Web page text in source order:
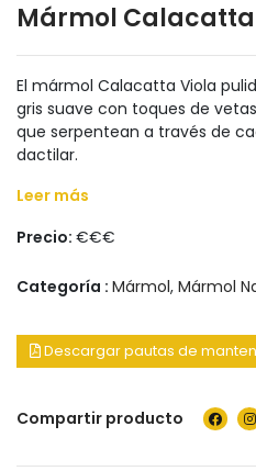
Mármol
El mármol Calacatta Viola
gris suave con toques de
que serpentean a través de
dactilar.
Leer más
Precio: €€€
Categoría : Mármol, Mármol
Descargar pautas de
Compartir producto